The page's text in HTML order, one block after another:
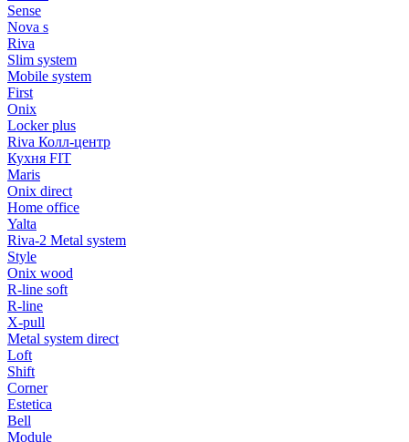
Sense
Nova s
Riva
Slim system
Mobile system
First
Onix
Locker plus
Riva Колл-центр
Кухня FIT
Maris
Onix direct
Home office
Yalta
Riva-2 Metal system
Style
Onix wood
R-line soft
R-line
X-pull
Metal system direct
Loft
Shift
Corner
Estetica
Bell
Module